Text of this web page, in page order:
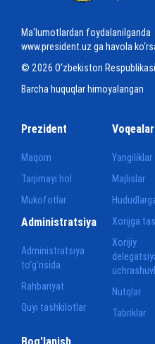
Ma'lumotlardan foydalanilganda
www.president.uz ga havola
© 2026 O‘zbekiston
Barcha huquqlar himoyalangan
Prezident
Maqom
Tarjimayi hol
Mukofotlar
Voqealar
Yangiliklar
Majlislar
Xorijga
Xorijiy
Nutqlar
Tabriklar
Administratsiya
Administratsiya
to‘g‘risida
Rahbariyat
Quyi tashkilotlar